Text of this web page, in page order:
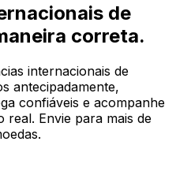
de
correta.
internacionais de
antecipadamente,
confiáveis e acompanhe
real. Envie para mais de